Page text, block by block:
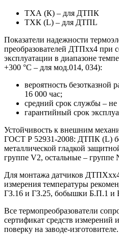
ТХА (К) – для ДТПК
ТХК (L) – для ДТПL
Показатели надежности
преобразователей ДТПхх4 при
эксплуатации в диапазоне
+300 °С – для мод.014, 034):
вероятность безотказной
16 000 час;
средний срок службы – не
гарантийный срок
Устойчивость к внешним
ГОСТ Р 52931-2008: ДТПК (L)
металлической гладкой
группе V2, остальные – группе
Для монтажа датчиков
измерения температуры
ГЗ.16 и ГЗ.25, бобышки Б.П.1 и
Все термопреобразователи
сертификат средств измерений
поверку на заводе-изготовителе.